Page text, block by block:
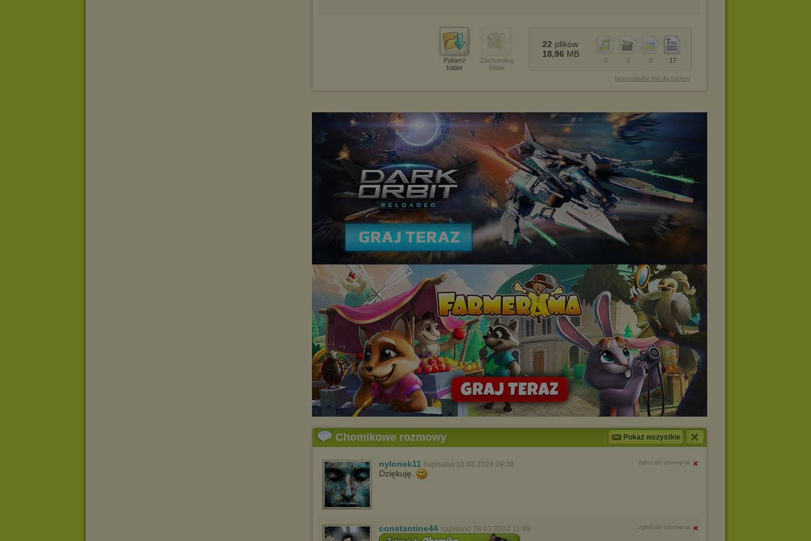
Pobierz
folder
Zachomikuj
folder
17
0
0
0
22 plików
18,96 MB
bezpośredni link do folderu
Chomikowe rozmowy Pokaż wszystkie
nylonek11 napisano 10.03.2024 09:38 zgłoś do usunięcia
Dziękuję.
constantine44 napisano 28.03.2024 11:49 zgłoś do usunięcia